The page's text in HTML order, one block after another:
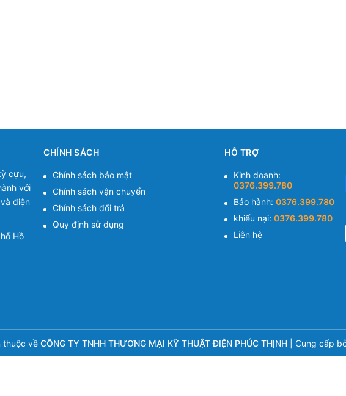
cựu,
với
điện
Hồ
CHÍNH SÁCH
Chính sách bảo mật
Chính sách vận chuyển
Chính sách đổi trả
Quy định sử dụng
HỖ TRỢ
Kinh doanh:
0376.399.780
Bảo hành:0376.399.780
khiếu nại:0376.399.780
Liên hệ
thuộc về CÔNG TY TNHH THƯƠNG MẠI KỸ THUẬT ĐIỆN PHÚC THỊNH Cung cấp